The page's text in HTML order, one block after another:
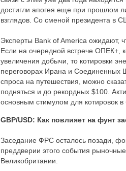
достигли апогея еще при прошлом
взглядов. Со сменой президента в
Эксперты Bank of America ожидают,
Если на очередной встрече ОПЕК+,
увеличения добычи, то котировки
переговорах Ирана и Соединенных
спроса на путешествия, можно
подняться и до рекордных $100.
основным стимулом для котировок в
GBP/USD: Как повлияет на фунт
Заседание ФРС осталось позади,
преддверии этого события
Великобритании.